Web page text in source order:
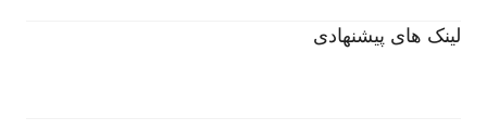
لینک های پیشنهادی